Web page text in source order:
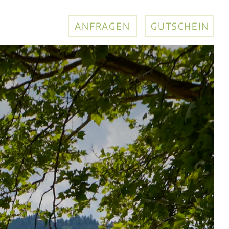
ANFRAGEN GUTSCHEIN